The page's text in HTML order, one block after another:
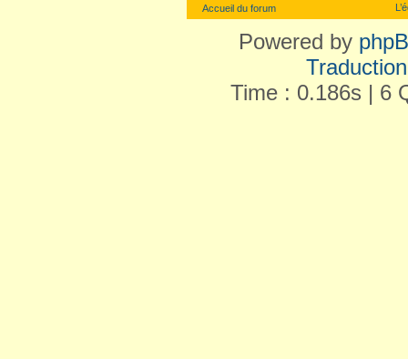
Accueil du forum
Powered by
Time : 0.186s | 6